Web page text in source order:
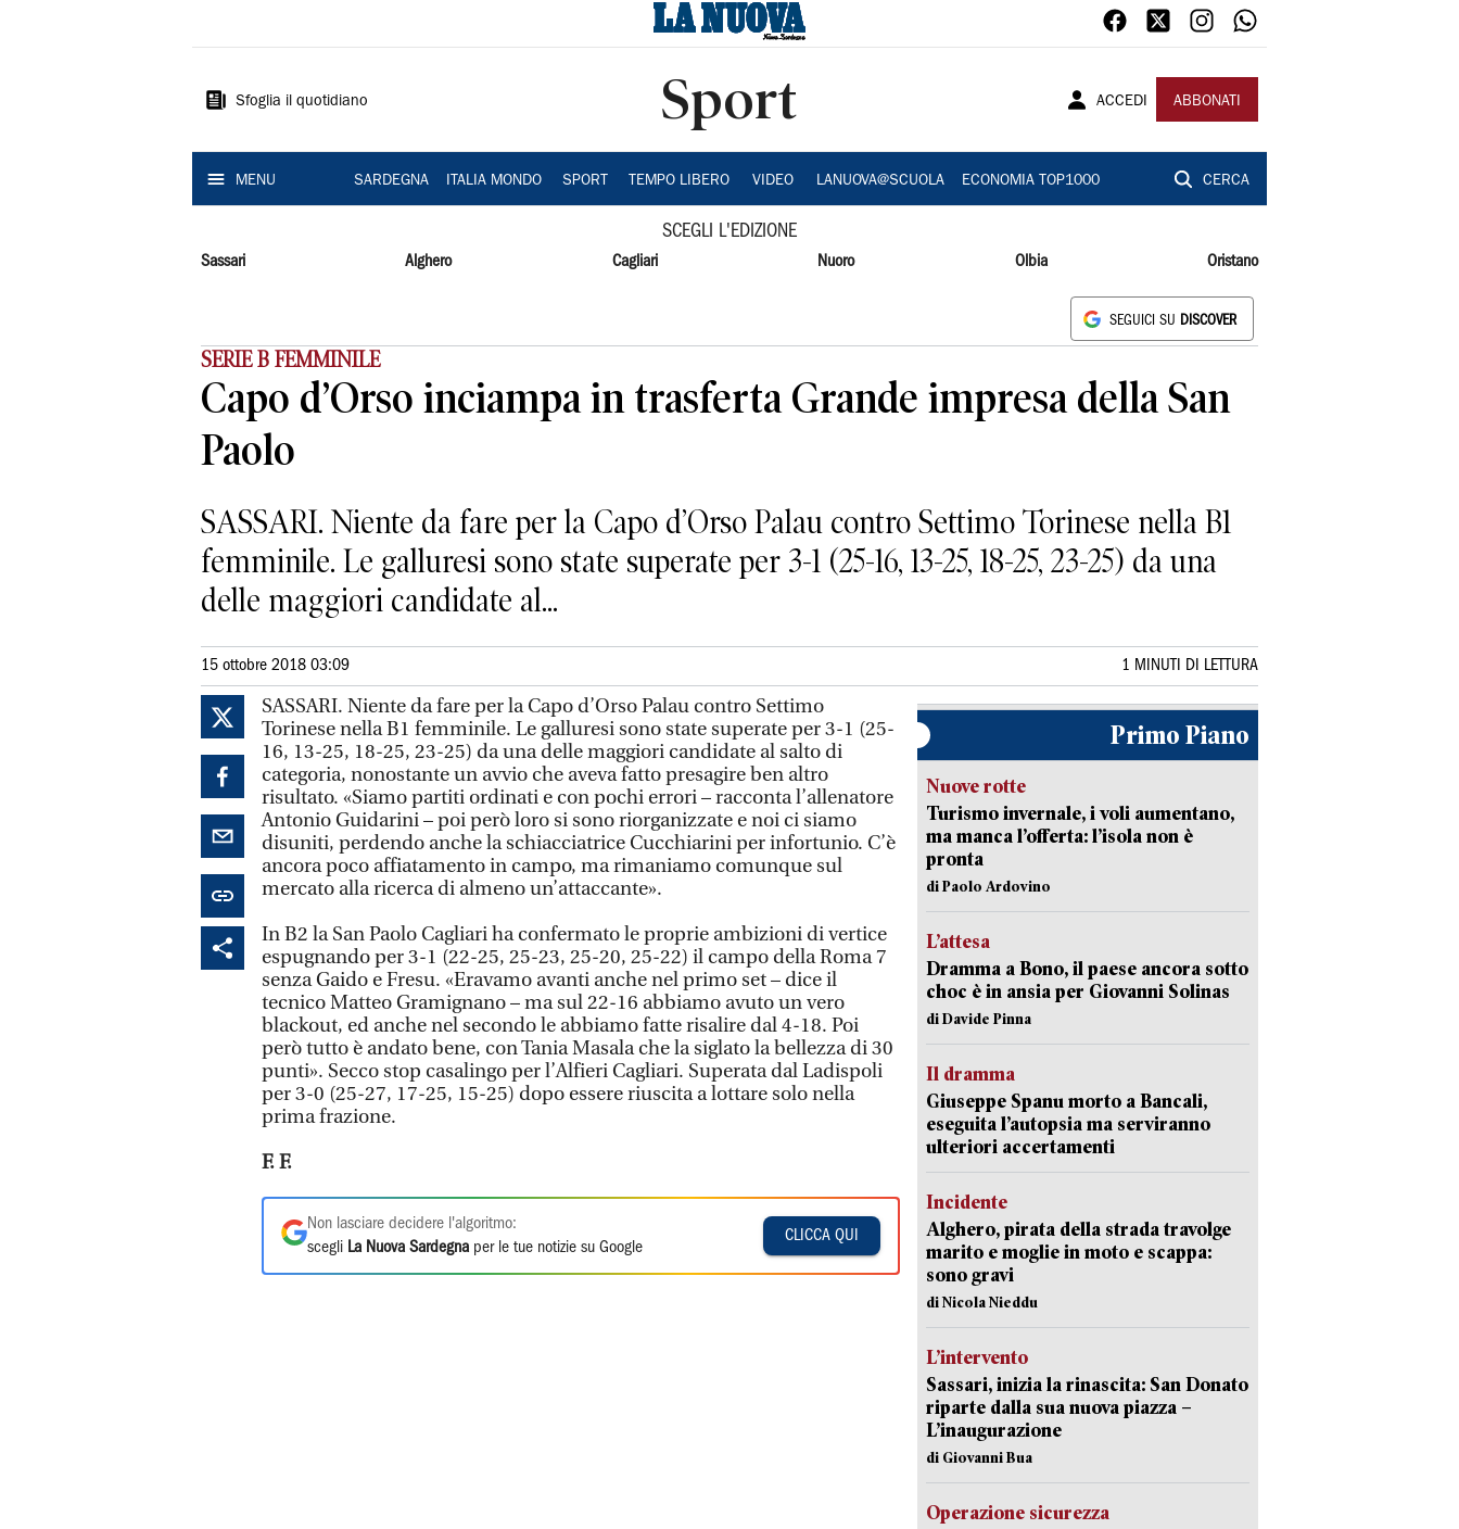
Sardegna
Sfoglia il quotidiano Sport ACCEDI ABBONATI
MENU SARDEGNA ITALIA MONDO SPORT TEMPO LIBERO VIDEO LANUOVA@SCUOLA ECONOMIA TOP1000 CERCA
SCEGLI L'EDIZIONE
Sassari Alghero Cagliari Nuoro Olbia Oristano
SEGUICI SU DISCOVER
SERIE B FEMMINILE
Capo d’Orso inciampa in trasferta Grande impresa della San
Paolo
SASSARI. Niente da fare per la Capo d’Orso Palau contro Settimo Torinese nella B1
femminile. Le galluresi sono state superate per 3-1 (25-16, 13-25, 18-25, 23-25) da una
delle maggiori candidate al...
15 ottobre 2018 03:09 1 MINUTI DI LETTURA
SASSARI. Niente da fare per la Capo d’Orso Palau contro Settimo
Torinese nella B1 femminile. Le galluresi sono state superate per 3-1 (25-
16, 13-25, 18-25, 23-25) da una delle maggiori candidate al salto di
categoria, nonostante un avvio che aveva fatto presagire ben altro
risultato. «Siamo partiti ordinati e con pochi errori – racconta l’allenatore
Antonio Guidarini – poi però loro si sono riorganizzate e noi ci siamo
disuniti, perdendo anche la schiacciatrice Cucchiarini per infortunio. C’è
ancora poco affiatamento in campo, ma rimaniamo comunque sul
mercato alla ricerca di almeno un’attaccante».
In B2 la San Paolo Cagliari ha confermato le proprie ambizioni di vertice
espugnando per 3-1 (22-25, 25-23, 25-20, 25-22) il campo della Roma 7
senza Gaido e Fresu. «Eravamo avanti anche nel primo set – dice il
tecnico Matteo Gramignano – ma sul 22-16 abbiamo avuto un vero
blackout, ed anche nel secondo le abbiamo fatte risalire dal 4-18. Poi
però tutto è andato bene, con Tania Masala che la siglato la bellezza di 30
punti». Secco stop casalingo per l’Alfieri Cagliari. Superata dal Ladispoli
per 3-0 (25-27, 17-25, 15-25) dopo essere riuscita a lottare solo nella
prima frazione.
F. F.
Non lasciare decidere l'algoritmo:
scegli La Nuova Sardegna per le tue notizie su Google
CLICCA QUI
Primo Piano
Nuove rotte
Turismo invernale, i voli aumentano,
ma manca l’offerta: l’isola non è
pronta
di Paolo Ardovino
L’attesa
Dramma a Bono, il paese ancora sotto
choc è in ansia per Giovanni Solinas
di Davide Pinna
Il dramma
Giuseppe Spanu morto a Bancali,
eseguita l’autopsia ma serviranno
ulteriori accertamenti
Incidente
Alghero, pirata della strada travolge
marito e moglie in moto e scappa:
sono gravi
di Nicola Nieddu
L’intervento
Sassari, inizia la rinascita: San Donato
riparte dalla sua nuova piazza –
L’inaugurazione
di Giovanni Bua
Operazione sicurezza